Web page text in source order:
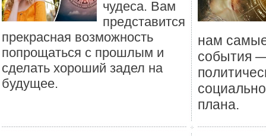
чудеса. Вам
представится
прекрасная возможность
попрощаться с прошлым и
сделать хороший задел на
будущее.
нам
события
плана.